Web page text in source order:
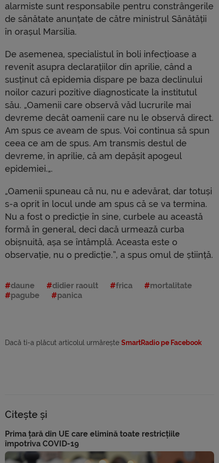
alarmiste sunt responsabile pentru constrângerile
de sănătate anunțate de către ministrul Sănătății
în orașul Marsilia.
De asemenea, specialistul în boli infecțioase a
revenit asupra declarațiilor din aprilie, când a
susținut că epidemia dispare pe baza declinului
noilor cazuri pozitive diagnosticate la institutul
său. „Oamenii care observă văd lucrurile mai
devreme decât oamenii care nu le observă direct.
Am spus ce aveam de spus. Voi continua să spun
ceea ce am de spus. Am transmis destul de
devreme, în aprilie, că am depășit apogeul
epidemiei.„.
„Oamenii spuneau că nu, nu e adevărat, dar totuși
s-a oprit în locul unde am spus că se va termina.
Nu a fost o predicție în sine, curbele au această
formă în general, deci dacă urmează curba
obișnuită, așa se întâmplă. Aceasta este o
observație, nu o predicție.”, a spus omul de știință.
daune didier raoult frica
mortalitate
pagube
panica
Dacă ti-a plăcut articolul urmărește SmartRadio pe Facebook
Citește și
Prima țară din UE care elimină toate restricțiile
împotriva COVID-19